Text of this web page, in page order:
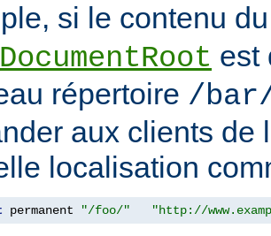
si le contenu
DocumentRoot est
répertoire /
aux clients de
localisation
permanent "/foo/" "http://